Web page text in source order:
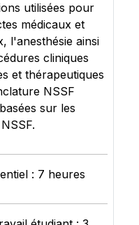
utilisées pour
médicaux et
l'anesthésie ainsi
cliniques
et thérapeutiques
NSSF
sur les
: 7 heures